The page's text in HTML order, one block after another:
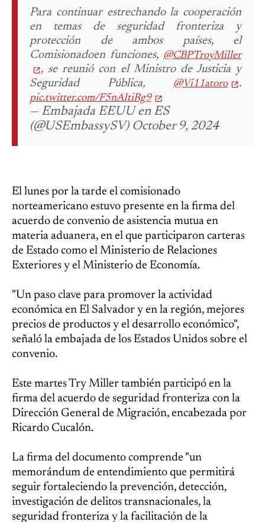
Para continuar estrechando la cooperación
en temas de seguridad fronteriza y
protección de ambos países, el
Comisionadoen funciones, @CBPTroyMiller
, se reunió con el Ministro de Justicia y
Seguridad Pública,
@Vi11atoro .
pic.twitter.com/F5nAItiRg9
— Embajada EEUU en ES
(@USEmbassySV) October 9, 2024
El lunes por la tarde el comisionado
norteamericano estuvo presente en la firma del
acuerdo de convenio de asistencia mutua en
materia aduanera, en el que participaron carteras
de Estado como el Ministerio de Relaciones
Exteriores y el Ministerio de Economía.
"Un paso clave para promover la actividad
económica en El Salvador y en la región, mejores
precios de productos y el desarrollo económico",
señaló la embajada de los Estados Unidos sobre el
convenio.
Este martes Try Miller también participó en la
firma del acuerdo de seguridad fronteriza con la
Dirección General de Migración, encabezada por
Ricardo Cucalón.
La firma del documento comprende "un
memorándum de entendimiento que permitirá
seguir fortaleciendo la prevención, detección,
investigación de delitos transnacionales, la
seguridad fronteriza y la facilitación de la